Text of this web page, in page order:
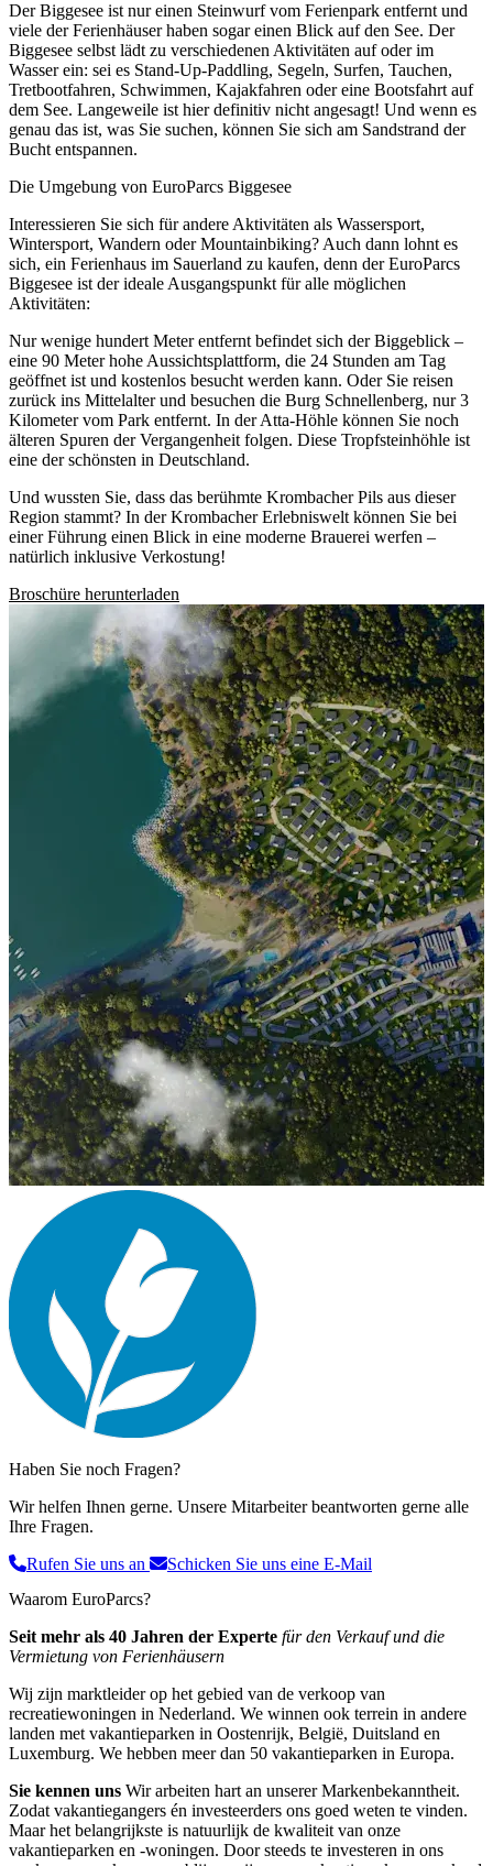
Der Biggesee ist nur einen Steinwurf vom Ferienpark entfernt und
viele der Ferienhäuser haben sogar einen Blick auf den See. Der
Biggesee selbst lädt zu verschiedenen Aktivitäten auf oder im
Wasser ein: sei es Stand-Up-Paddling, Segeln, Surfen, Tauchen,
Tretbootfahren, Schwimmen, Kajakfahren oder eine Bootsfahrt auf
dem See. Langeweile ist hier definitiv nicht angesagt! Und wenn es
genau das ist, was Sie suchen, können Sie sich am Sandstrand der
Bucht entspannen.
Die Umgebung von EuroParcs Biggesee
Interessieren Sie sich für andere Aktivitäten als Wassersport,
Wintersport, Wandern oder Mountainbiking? Auch dann lohnt es
sich, ein Ferienhaus im Sauerland zu kaufen, denn der EuroParcs
Biggesee ist der ideale Ausgangspunkt für alle möglichen
Aktivitäten:
Nur wenige hundert Meter entfernt befindet sich der Biggeblick –
eine 90 Meter hohe Aussichtsplattform, die 24 Stunden am Tag
geöffnet ist und kostenlos besucht werden kann. Oder Sie reisen
zurück ins Mittelalter und besuchen die Burg Schnellenberg, nur 3
Kilometer vom Park entfernt. In der Atta-Höhle können Sie noch
älteren Spuren der Vergangenheit folgen. Diese Tropfsteinhöhle ist
eine der schönsten in Deutschland.
Und wussten Sie, dass das berühmte Krombacher Pils aus dieser
Region stammt? In der Krombacher Erlebniswelt können Sie bei
einer Führung einen Blick in eine moderne Brauerei werfen –
natürlich inklusive Verkostung!
Broschüre herunterladen
Haben Sie noch Fragen?
Wir helfen Ihnen gerne. Unsere Mitarbeiter beantworten gerne alle
Ihre Fragen.
Rufen Sie uns an
Schicken Sie uns eine E-Mail
Waarom EuroParcs?
Seit mehr als 40 Jahren der Experte für den Verkauf und die
Vermietung von Ferienhäusern
Wij zijn marktleider op het gebied van de verkoop van
recreatiewoningen in Nederland. We winnen ook terrein in andere
landen met vakantieparken in Oostenrijk, België, Duitsland en
Luxemburg. We hebben meer dan 50 vakantieparken in Europa.
Sie kennen uns Wir arbeiten hart an unserer Markenbekanntheit.
Zodat vakantiegangers én investeerders ons goed weten te vinden.
Maar het belangrijkste is natuurlijk de kwaliteit van onze
vakantieparken en -woningen. Door steeds te investeren in ons